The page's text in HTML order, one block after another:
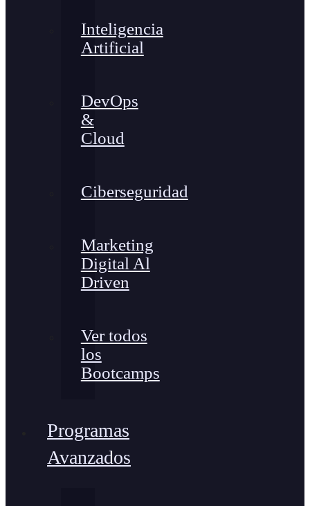
Inteligencia
Artificial
DevOps
&
Cloud
Ciberseguridad
Marketing
Digital Al
Driven
Ver todos
los
Bootcamps
Programas
Avanzados